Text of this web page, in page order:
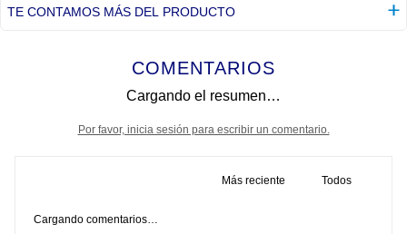
TE CONTAMOS MÁS DEL PRODUCTO
COMENTARIOS
Cargando el resumen…
Por favor, inicia sesión para escribir un comentario.
Más reciente Todos
Cargando comentarios…